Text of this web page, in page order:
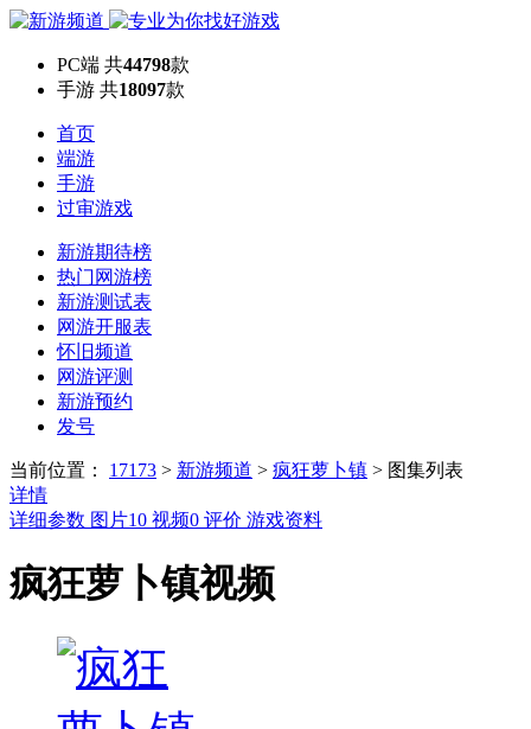
PC端 共44798款
手游 共18097款
首页
端游
手游
过审游戏
新游期待榜
热门网游榜
新游测试表
网游开服表
怀旧频道
网游评测
新游预约
发号
当前位置： 17173 > 新游频道 > 疯狂萝卜镇 > 图集列表
详情
详细参数 图片10 视频0 评价 游戏资料
疯狂萝卜镇视频